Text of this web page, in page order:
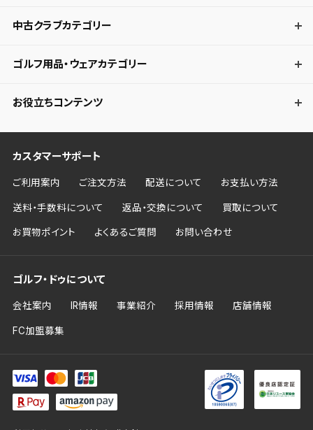
中古クラブカテゴリー
ゴルフ用品・ウェアカテゴリー
お役立ちコンテンツ
カスタマーサポート
ご利用案内 ご注文方法 配送について お支払い方法
送料・手数料について 返品・交換について 買取について
お買物ポイント よくあるご質問 お問い合わせ
ゴルフ・ドゥについて
会社案内 IR情報 事業紹介 採用情報 店舗情報
FC加盟募集